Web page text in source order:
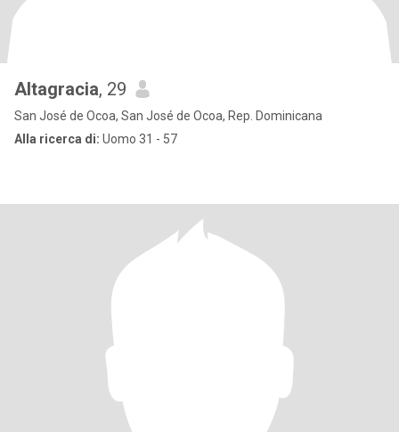
Altagracia, 29
San José de Ocoa, San José de Ocoa, Rep. Dominicana
Alla ricerca di: Uomo 31 - 57